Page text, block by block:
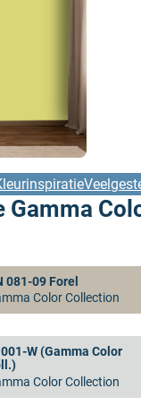
Gamma
081-09 Forel
Color Collection
001-W (Gamma Color
Color Collection